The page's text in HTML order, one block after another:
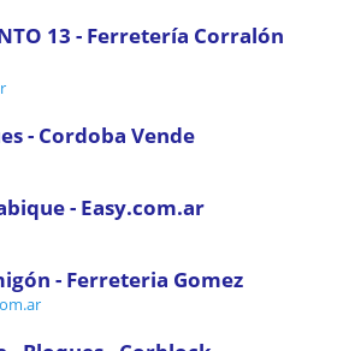
13 - Ferretería Corralón
- Cordoba Vende
- Easy.com.ar
- Ferreteria Gomez